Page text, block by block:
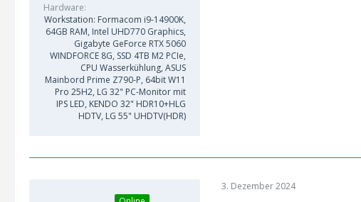
Hardware
Workstation: Formacom i9-14900K,
64GB RAM, Intel UHD770 Graphics,
Gigabyte GeForce RTX 5060
WINDFORCE 8G, SSD 4TB M2 PCIe,
CPU Wasserkühlung, ASUS
Mainbord Prime Z790-P, 64bit W11
Pro 25H2, LG 32" PC-Monitor mit
IPS LED, KENDO 32" HDR10+HLG
HDTV, LG 55" UHDTV(HDR)
3. Dezember 2024